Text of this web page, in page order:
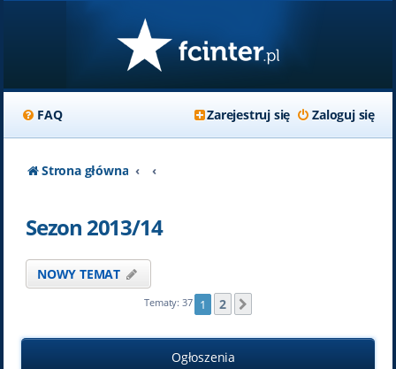
FAQ Zaloguj się
Zarejestruj się
Strona główna
Sezon 2013/14
NOWY TEMAT
Tematy: 37 1 2
Ogłoszenia